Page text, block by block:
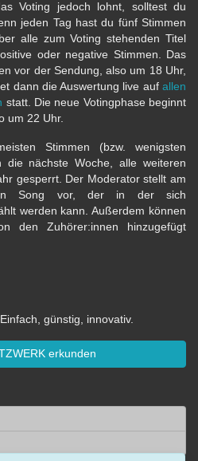
Voting jedoch lohnt, solltest du
jeden Tag hast du fünf Stimmen
alle zum Voting stehenden Titel
oder negative Stimmen. Das
vor der Sendung, also um 18 Uhr,
dann die Auswertung live auf allen
statt. Die neue Votingphase beginnt
um 22 Uhr.
Stimmen (bzw. wenigsten
die nächste Woche, alle weiteren
gesperrt. Der Moderator stellt am
Song vor, der in der sich
werden kann. Außerdem können
den Zuhörer:innen hinzugefügt
günstig, innovativ.
erkunden